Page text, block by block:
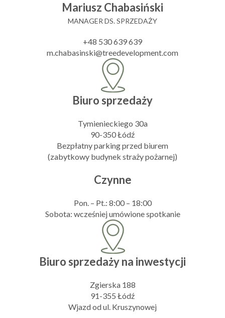
Mariusz Chabasiński
MANAGER DS. SPRZEDAŻY
+48 530 639 639
m.chabasinski@treedevelopment.com
Biuro sprzedaży
Tymienieckiego 30a
90-350 Łódź
Bezpłatny parking przed biurem
(zabytkowy budynek straży pożarnej)
Czynne
Pon. – Pt.: 8:00 – 18:00
Sobota: wcześniej umówione spotkanie
Biuro sprzedaży na inwestycji
Zgierska 188
91-355 Łódź
Wjazd od ul. Kruszynowej